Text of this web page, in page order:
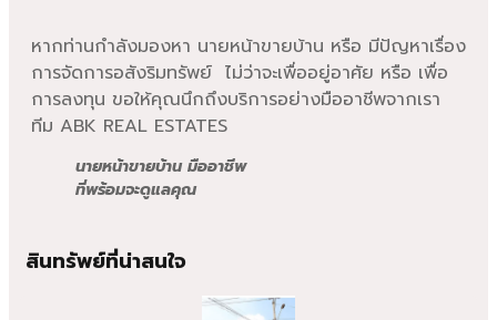
หากท่านกำลังมองหา นายหน้าขายบ้าน หรือ มีปัญหาเรื่อง
การจัดการอสังริมทรัพย์ ไม่ว่าจะเพื่ออยู่อาศัย หรือ เพื่อ
การลงทุน ขอให้คุณนึกถึงบริการอย่างมืออาชีพจากเรา
ทีม ABK REAL ESTATES
นายหน้าขายบ้าน มืออาชีพ
ที่พร้อมจะดูแลคุณ
สินทรัพย์ที่น่าสนใจ